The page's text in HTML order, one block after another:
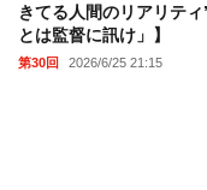
きてる人間のリアリテ
とは監督に訊け」】
第30回 2026/6/25 21:15